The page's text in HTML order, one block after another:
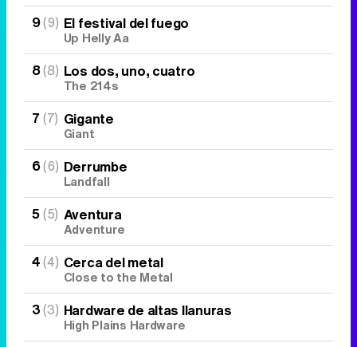
9(9) El festival del fuego
Up Helly Aa
8(8) Los dos, uno, cuatro
The 214s
7 (7) Gigante
Giant
6(6) Derrumbe
Landfall
5(5) Aventura
Adventure
4(4) Cerca del metal
Close to the Metal
3(3) Hardware de altas llanuras
High Plains Hardware